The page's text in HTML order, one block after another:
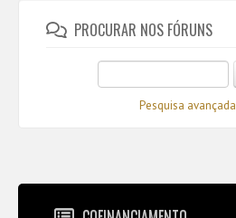
PROCURAR NOS FÓRUNS
Pesquisa avançada